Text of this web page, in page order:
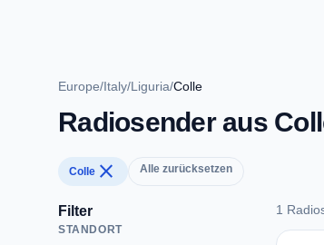
Europe/Italy/Liguria/Colle
Radiosender aus
Colle close Alle zurücksetzen
Filter
STANDORT
1
1